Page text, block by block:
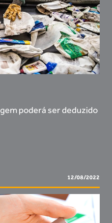
poderá ser deduzido
12/08/2022